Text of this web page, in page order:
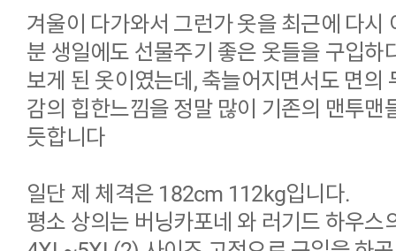
겨울이 다가와서 그런가 옷을 최근에 다시
분 생일에도 선물주기 좋은 옷들을 구입하
보게 된 옷이였는데, 축늘어지면서도 면의
감의 힙한느낌을 정말 많이 기존의 맨투맨
듯합니다
일단 제 체격은 182cm 112kg입니다.
평소 상의는 버닝카포네 와 러기드 하우스